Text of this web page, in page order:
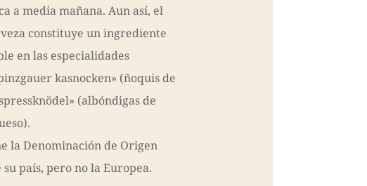
a media mañana. Aun así, el
constituye un ingrediente
en las especialidades
kasnocken» (ñoquis de
(albóndigas de
la Denominación de Origen
país, pero no la Europea.